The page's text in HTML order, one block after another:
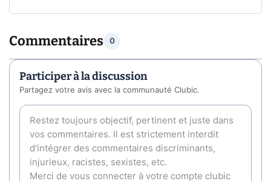
Commentaires 0
Participer à la discussion
Partagez votre avis avec la communauté Clubic.